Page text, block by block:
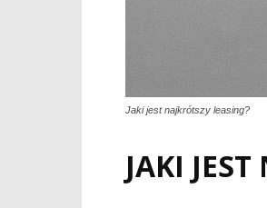
Jaki jest najkrótszy leasing?
JAKI